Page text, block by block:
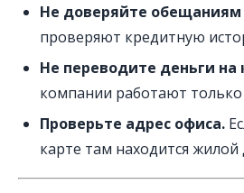
Не доверяйте обещаниям
проверяют кредитную
Не переводите деньги
компании работают только
Проверьте адрес офиса.
карте там находится